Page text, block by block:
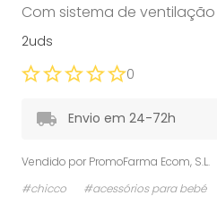
Com sistema de
2uds
0
Envio em 24-72h
Vendido por PromoFarma Ecom, S.L.
#chicco
#acessórios para bebé